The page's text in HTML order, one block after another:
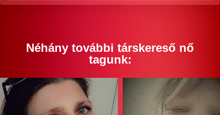
Néhány további társkereső nő
tagunk: